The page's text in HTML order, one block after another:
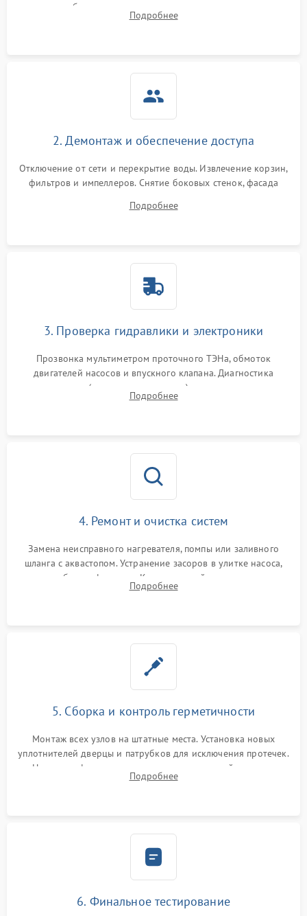
жалоб на отсутствие слива, нагрева, вращения
разбрызгивателей или срабатывание системы защиты
Подробнее
2. Демонтаж и обеспечение доступа
Отключение от сети и перекрытие воды. Извлечение корзин,
фильтров и импеллеров. Снятие боковых стенок, фасада
циркуляционному насосу, ТЭНу и сливной помпе.
Подробнее
3. Проверка гидравлики и электроники
Прозвонка мультиметром проточного ТЭНа, обмоток
двигателей насосов и впускного клапана. Диагностика
прессостата (датчика уровня воды), датчика мутности,
концевика дверцы и электронного модуля управления.
Подробнее
4. Ремонт и очистка систем
Замена неисправного нагревателя, помпы или заливного
шланга с аквастопом. Устранение засоров в улитке насоса,
патрубках и фильтрах. Компонентный ремонт платы
управления, восстановление поврежденной проводки.
Подробнее
5. Сборка и контроль герметичности
Монтаж всех узлов на штатные места. Установка новых
уплотнителей дверцы и патрубков для исключения протечек.
Надежная фиксация хомутов гидравлической системы,
сборка корпуса и установка датчика поплавка.
Подробнее
6. Финальное тестирование